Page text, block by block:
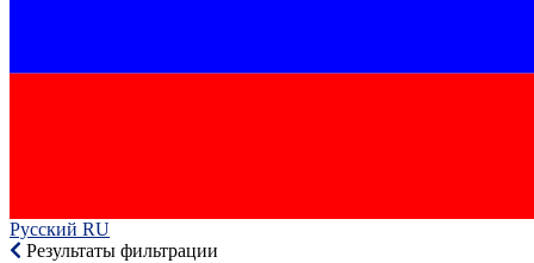
Русский RU‎
Результаты фильтрации